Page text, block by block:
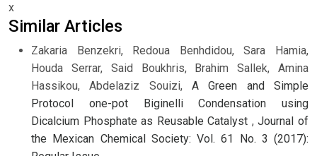
x
Similar Articles
Zakaria Benzekri, Redoua Benhdidou, Sara Hamia,
Houda Serrar, Said Boukhris, Brahim Sallek, Amina
Hassikou, Abdelaziz Souizi, A Green and Simple
Protocol one-pot Biginelli Condensation using
Dicalcium Phosphate as Reusable Catalyst ,Journal of
the Mexican Chemical Society: Vol. 61 No. 3 (2017):